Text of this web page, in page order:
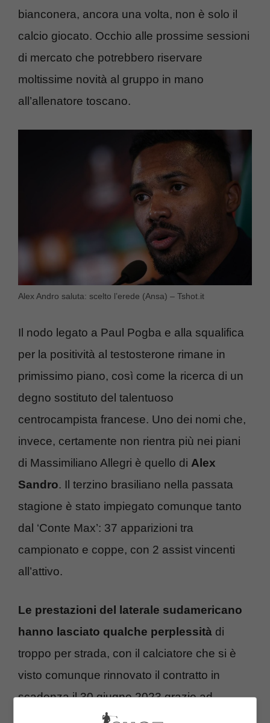
bianconera, ancora una volta, non è solo il
calcio giocato. Occhio alle prossime sessioni
di mercato che potrebbero riservare
moltissime novità al gruppo in mano
all’allenatore toscano.
Alex Andro saluta: scelto l’erede (Ansa) – Tshot.it
Il nodo legato a Paul Pogba e alla squalifica
per la positività al testosterone rimane in
primissimo piano, così come la ricerca di un
degno sostituto del talentuoso
centrocampista francese. Uno dei nomi che,
invece, certamente non rientra più nei piani
di Massimiliano Allegri è quello di Alex
Sandro. Il terzino brasiliano nella passata
stagione è stato impiegato comunque tanto
dal ‘Conte Max’: 37 apparizioni tra
campionato e coppe, con 2 assist vincenti
all’attivo.
Le prestazioni del laterale sudamericano
hanno lasciato qualche perplessità di
troppo per strada, con il calciatore che si è
visto comunque rinnovato il contratto in
scadenza il 30 giugno 2023 grazie ad
un’opzione attivatasi nel suo contratto.